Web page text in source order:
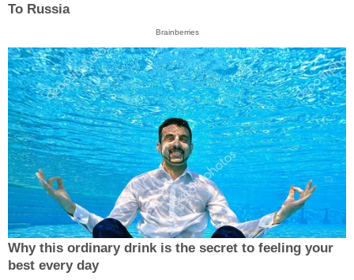
To Russia
Brainberries
Why this ordinary drink is the secret to feeling your
best every day